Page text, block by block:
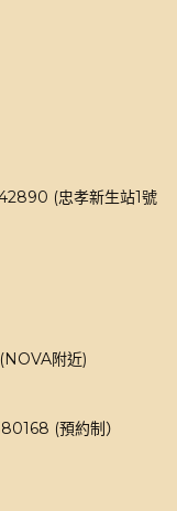
(忠孝新生站1號
附近)
(預約制）